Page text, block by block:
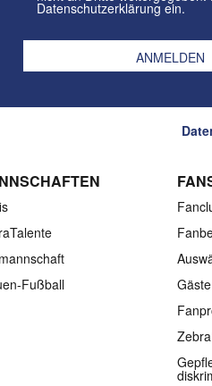
Datenschutzerklärung ein.
Fußball